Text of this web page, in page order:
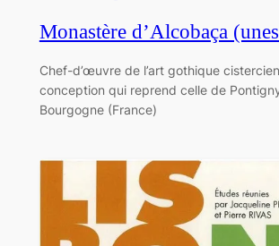
Monastère d’Alcobaça
Chef-d’œuvre de l’art gothique
conception qui reprend celle de
Bourgogne (France)